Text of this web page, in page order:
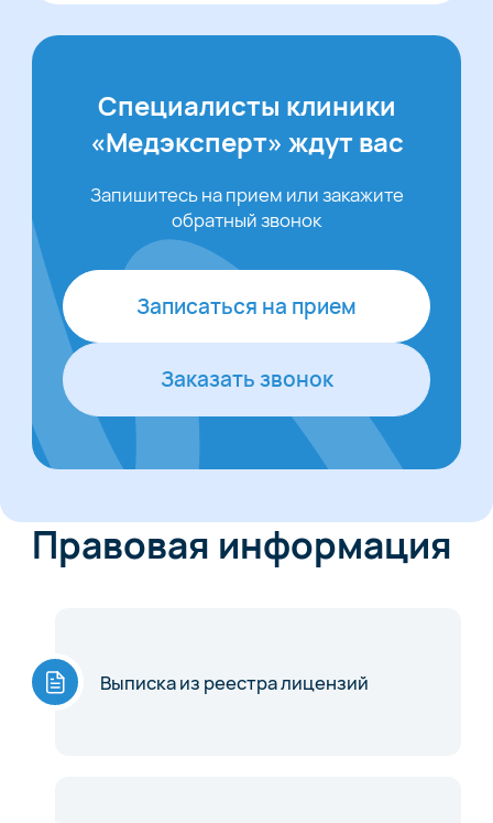
Специалисты клиники
«Медэксперт» ждут вас
Запишитесь на прием или закажите
обратный звонок
Записаться на прием
Заказать звонок
Правовая информация
Выписка из реестра лицензий